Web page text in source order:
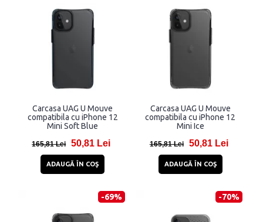
Carcasa UAG U Mouve
compatibila cu iPhone 12
Mini Soft Blue
165,81 Lei 50,81 Lei
ADAUGĂ ÎN COŞ
Carcasa UAG U Mouve
compatibila cu iPhone 12
Mini Ice
165,81 Lei 50,81 Lei
ADAUGĂ ÎN COŞ
-69% -70%